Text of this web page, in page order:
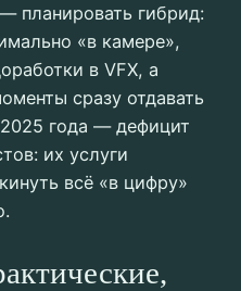
планировать гибрид:
«в камере»,
в VFX, а
сразу отдавать
года — дефицит
их услуги
всё «в цифру»